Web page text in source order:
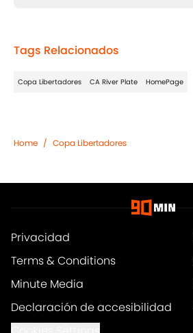
Tags Relacionados
Copa Libertadores CA River Plate HomePage
Home / Copa Libertadores
Privacidad
Terms & Conditions
Minute Media
Declaración de accesibilidad